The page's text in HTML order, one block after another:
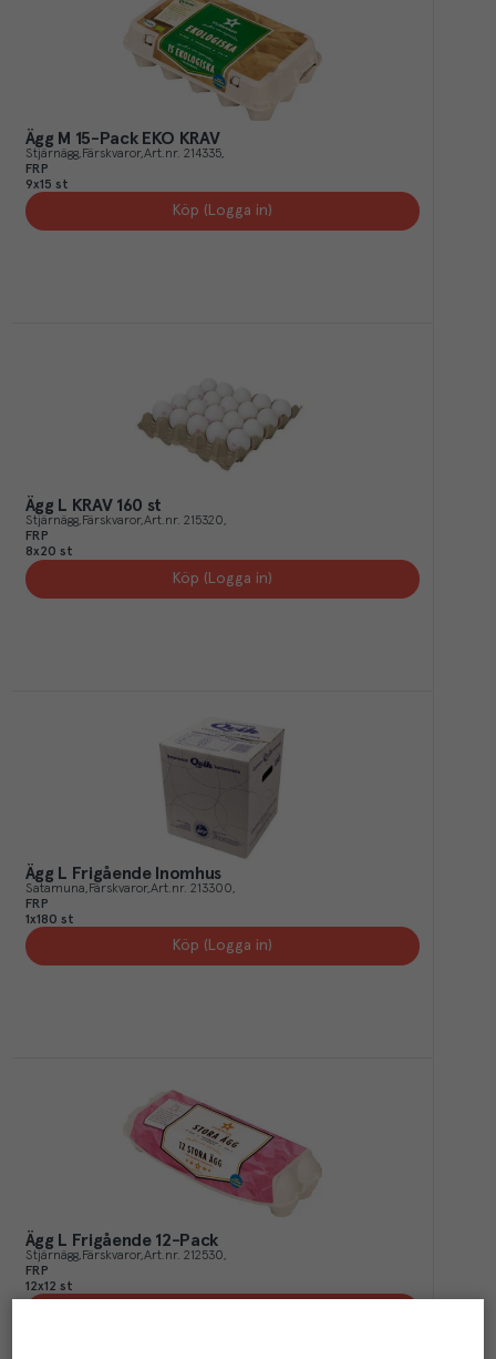
Ägg M 15-Pack EKO KRAV
Stjärnägg Färskvaror Art.nr. 214335
FRP
9x15 st
Köp (Logga in)
Ägg L KRAV 160 st
Stjärnägg Färskvaror Art.nr. 215320
FRP
8x20 st
Köp (Logga in)
Ägg L Frigående Inomhus
Satamuna Färskvaror Art.nr. 213300
FRP
1x180 st
Köp (Logga in)
Ägg L Frigående 12-Pack
Stjärnägg Färskvaror Art.nr. 212530
FRP
12x12 st